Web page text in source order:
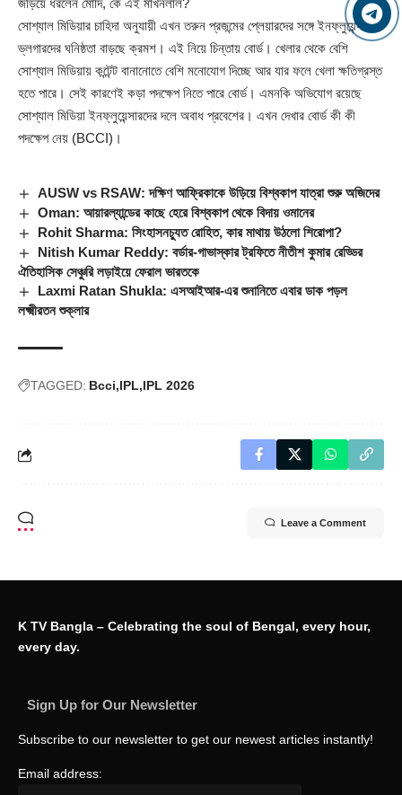
জড়িয়ে ধরলেন মোদি, কে এই মাখনলাল?
সোশ্যাল মিডিয়ার চাহিদা অনুযায়ী এখন তরুন প্রজন্মের প্লেয়ারদের সঙ্গে ইনফ্লুয়েন্সার ও
ভ্লগারদের ঘনিষ্ঠতা বাড়ছে ক্রমশ। এই নিয়ে চিন্তায় বোর্ড। খেলার থেকে বেশি
সোশ্যাল মিডিয়ায় কন্টেন্ট বানানোতে বেশি মনোযোগ দিচ্ছে আর যার ফলে খেলা ক্ষতিগ্রস্ত
হতে পারে। সেই কারণেই কড়া পদক্ষেপ নিতে পারে বোর্ড। এমনকি অভিযোগ রয়েছে
সোশ্যাল মিডিয়া ইনফ্লুয়েন্সারদের দলে অবাধ প্রবেশের। এখন দেখার বোর্ড কী কী
পদক্ষেপ নেয় (BCCI)।
AUSW vs RSAW: দক্ষিণ আফ্রিকাকে উড়িয়ে বিশ্বকাপ যাত্রা শুরু অজিদের
Oman: আয়ারল্যান্ডের কাছে হেরে বিশ্বকাপ থেকে বিদায় ওমানের
Rohit Sharma: সিংহাসনচ্যুত রোহিত, কার মাথায় উঠলো শিরোপা?
Nitish Kumar Reddy: বর্ডার-গাভাস্কার ট্রফিতে নীতীশ কুমার রেড্ডির
ঐতিহাসিক সেঞ্চুরি লড়াইয়ে ফেরাল ভারতকে
Laxmi Ratan Shukla: এসআইআর-এর শুনানিতে এবার ডাক পড়ল
লক্ষ্মীরতন শুক্লার
TAGGED: Bcci IPL IPL 2026
Leave a Comment
K TV Bangla – Celebrating the soul of Bengal, every hour,
every day.
Sign Up for Our Newsletter
Subscribe to our newsletter to get our newest articles instantly!
Email address: